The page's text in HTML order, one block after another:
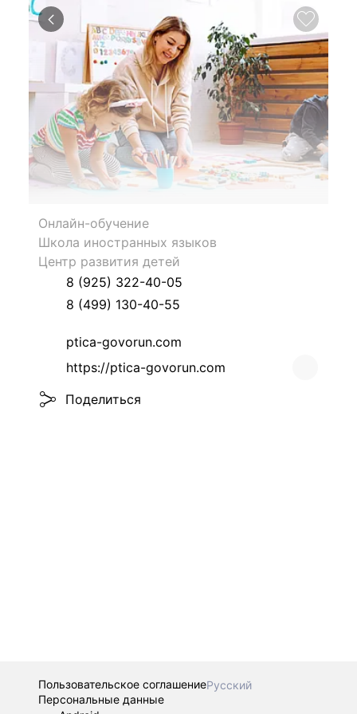
Онлайн-обучение
Школа иностранных языков
Центр развития детей
8 (925) 322-40-05
8 (499) 130-40-55
ptica-govorun.com
https://ptica-govorun.com
Поделиться
Пользовательское соглашениеРусский
Персональные данные